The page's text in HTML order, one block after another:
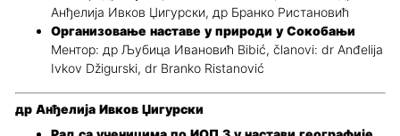
Анђелија Ивков Џигурски, др Бранко Ристановић
Организовање наставе у природи у Сокобањи
Ментор: др Љубица Ивановић Bibić, članovi: dr Anđelija
Ivkov Džigurski, dr Branko Ristanović
др Анђелија Ивков Џигурски